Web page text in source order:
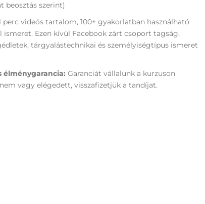
beosztás szerint)
perc videós tartalom, 100+ gyakorlatban használható
Ezen kívül Facebook zárt csoport tagság,
tárgyalástechnikai és személyiségtípus ismeret
élménygarancia: Garanciát vállalunk a kurzuson
vagy elégedett, visszafizetjük a tandíjat.